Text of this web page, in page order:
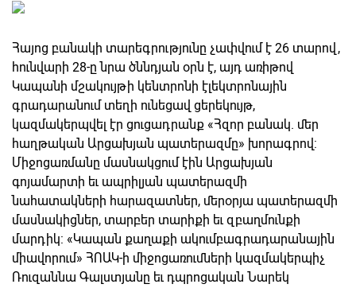
Հայոց բանակի տարեգրությունը չափվում է 26 տարով,
հունվարի 28-ը նրա ծննդյան օրն է, այդ առիթով
Կապանի մշակույթի կենտրոնի էլեկտրոնային
գրադարանում տեղի ունեցավ ցերեկույթ,
կազմակերպվել էր ցուցադրանք «Հզոր բանակ. մեր
հաղթական Արցախյան պատերազմը» խորագրով:
Միջոցառմանը մասնակցում էին Արցախյան
գոյամարտի եւ ապրիլյան պատերազմի
նահատակների հարազատներ, մերօրյա պատերազմի
մասնակիցներ, տարբեր տարիքի եւ զբաղմունքի
մարդիկ: «Կապան քաղաքի ակումբագրադարանային
միավորում» ՀՈԱԿ-ի միջոցառումների կազմակերպիչ
Ռուզաննա Գալստյանը եւ դպրոցական Նարեկ